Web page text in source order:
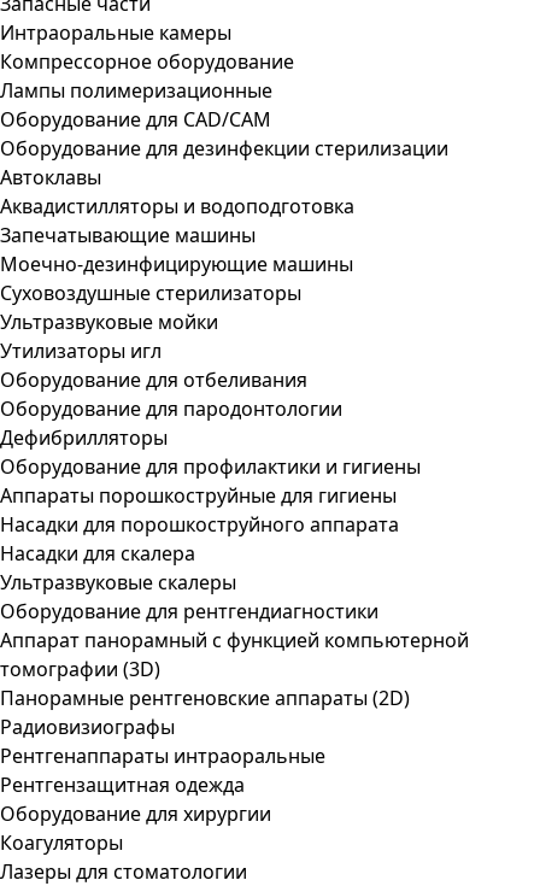
Интраоральные камеры
Компрессорное оборудование
Лампы полимеризационные
Оборудование для CAD/CAM
Оборудование для дезинфекции стерилизации
Автоклавы
Аквадистилляторы и водоподготовка
Запечатывающие машины
Моечно-дезинфицирующие машины
Суховоздушные стерилизаторы
Ультразвуковые мойки
Утилизаторы игл
Оборудование для отбеливания
Оборудование для пародонтологии
Дефибрилляторы
Оборудование для профилактики и гигиены
Аппараты порошкоструйные для гигиены
Насадки для порошкоструйного аппарата
Насадки для скалера
Ультразвуковые скалеры
Оборудование для рентгендиагностики
Аппарат панорамный с функцией компьютерной
томографии (3D)
Панорамные рентгеновские аппараты (2D)
Радиовизиографы
Рентгенаппараты интраоральные
Рентгензащитная одежда
Оборудование для хирургии
Коагуляторы
Лазеры для стоматологии